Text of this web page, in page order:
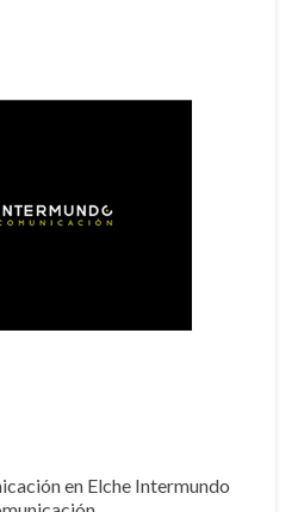
en Elche Intermundo